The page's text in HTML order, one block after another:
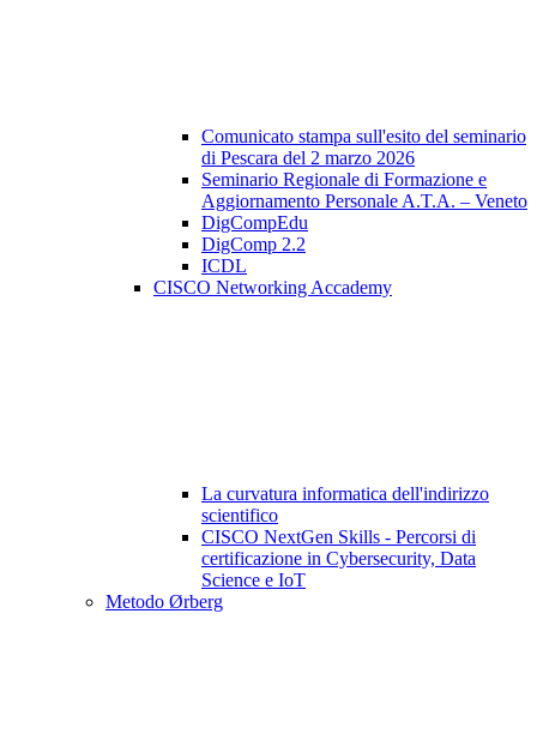
Comunicato stampa sull'esito del seminario
di Pescara del 2 marzo 2026
Seminario Regionale di Formazione e
Aggiornamento Personale A.T.A. – Veneto
DigCompEdu
DigComp 2.2
ICDL
CISCO Networking Accademy
La curvatura informatica dell'indirizzo
scientifico
CISCO NextGen Skills - Percorsi di
certificazione in Cybersecurity, Data
Science e IoT
Metodo Ørberg